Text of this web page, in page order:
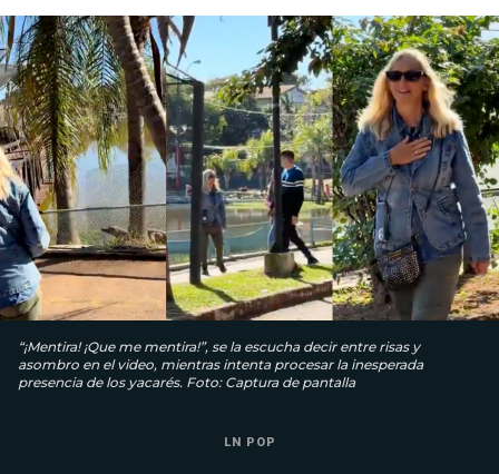
“¡Mentira! ¡Que me mentira!”, se la escucha decir entre risas y
asombro en el video, mientras intenta procesar la inesperada
presencia de los yacarés. Foto: Captura de pantalla
LN POP